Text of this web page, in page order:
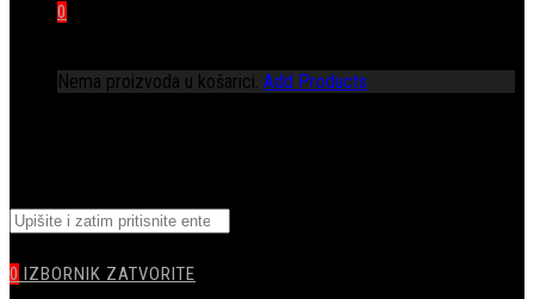
0
Nema proizvoda u košarici. Add Products
WEBSITE
Pretražite
ovu
web
stranicu
0 IZBORNIK ZATVORITE